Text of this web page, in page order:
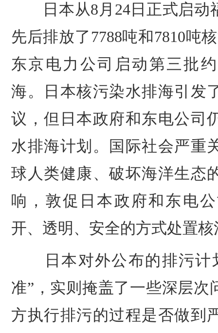
日本从8月24日正式启动
先后排放了7788吨和7810吨
东京电力公司启动第三批
海。日本核污染水排海引发
议，但日本政府和东电公司
水排海计划。国际社会严重
球人类健康、破坏海洋生态
响，敦促日本政府和东电
开、透明、安全的方式处置
日本对外公布的排污计
准”，实则掩盖了一些深层次
方执行排污的过程是否做到